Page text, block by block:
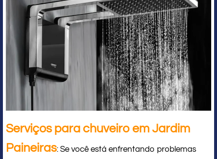
Serviços para chuveiro em Jardim
Paineiras: Se você está enfrentando problemas